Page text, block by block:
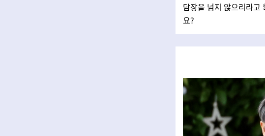
담장을 넘지 않으리라고
요?